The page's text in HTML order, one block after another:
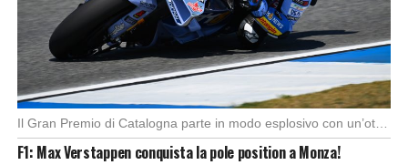
Il Gran Premio di Catalogna parte in modo esplosivo con un’ottima partenza di Alex Marquez, […]
F1: Max Verstappen conquista la pole position a Monza!